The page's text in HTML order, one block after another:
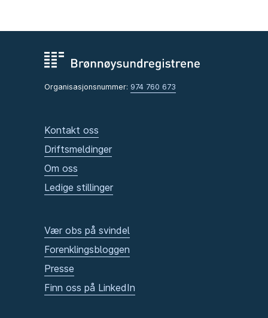
Organisasjonsnummer: 974 760 673
Kontakt oss
Driftsmeldinger
Om oss
Ledige stillinger
Vær obs på svindel
Forenklingsbloggen
Presse
Finn oss på LinkedIn